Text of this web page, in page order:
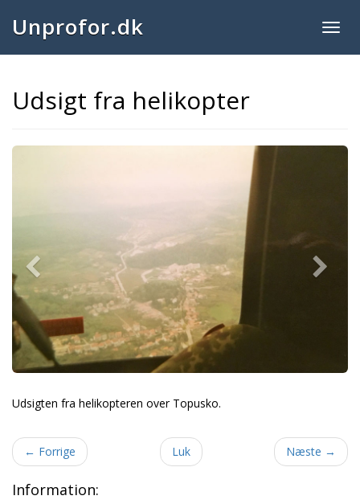
Unprofor.dk
Udsigt fra helikopter
Previous
Udsigten fra helikopteren over Topusko.
← Forrige Luk Næste →
Information: